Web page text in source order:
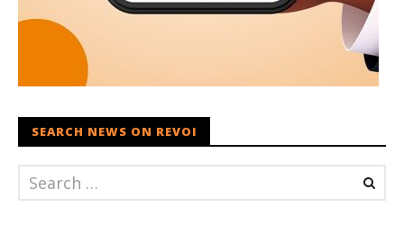
SEARCH NEWS ON REVOI